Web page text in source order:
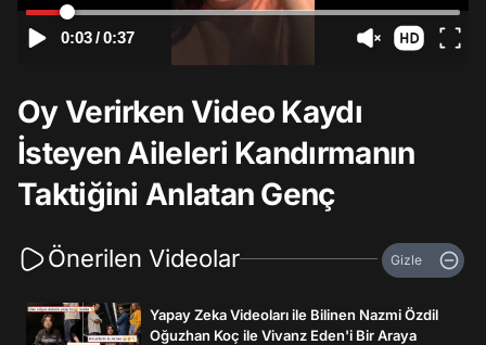
0:03/0:37
Oy Verirken Video Kaydı
İsteyen Aileleri Kandırmanın
Taktiğini Anlatan Genç
Önerilen Videolar Gizle
Yapay Zeka Videoları ile Bilinen Nazmi Özdil
Oğuzhan Koç ile Vivanz Eden'i Bir Araya